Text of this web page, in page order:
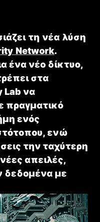
τη νέα λύση
Network.
ένα νέο δίκτυο,
στα
Lab να
πραγματικό
ενός
ενώ
την ταχύτερη
απειλές,
δεδομένα με